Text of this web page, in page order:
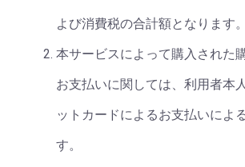
よび消費税の合計額となります。
本サービスによって購入された
お支払いに関しては、利用者本
ットカードによるお支払いによ
す。